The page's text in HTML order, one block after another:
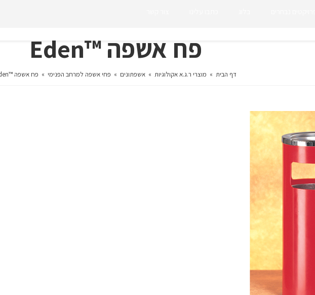
פח אשפה ™Eden
דף הבית » מוצרי ר.ג.א אקולוגיות » אשפתונים » פחי אשפה למרחב הפנימי » פח אשפה ™Eden